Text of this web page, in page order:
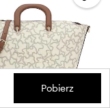
Pobierz